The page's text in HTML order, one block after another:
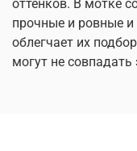
оттенков. В мотке
прочные и ровные
облегчает их
могут не